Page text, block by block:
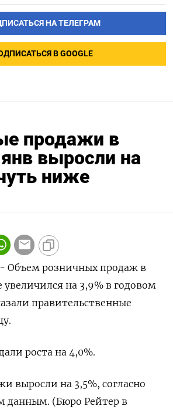
НА ТЕЛЕГРАМ
В GOOGLE
продажи в
выросли на
ниже
Объем розничных продаж в
на 3,9% в годовом
правительственные
роста на 4,0%.
выросли на 3,5%, согласно
данным. (Бюро Рейтер в